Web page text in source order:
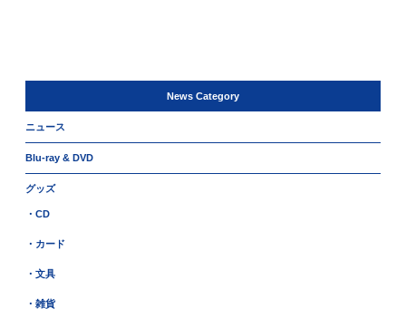
News Category
ニュース
Blu-ray & DVD
グッズ
・CD
・カード
・文具
・雑貨